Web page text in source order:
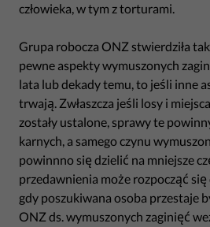
człowieka, w tym z torturami.
Grupa robocza ONZ stwierdziła
pewne aspekty wymuszonych
lata lub dekady temu, to jeśli inne
trwają. Zwłaszcza jeśli losy i
zostały ustalone, sprawy te
karnych, a samego czynu
powinnno się dzielić na mniejsze
przedawnienia może rozpocząć
gdy poszukiwana osoba przestaje
ONZ ds. wymuszonych zaginięć